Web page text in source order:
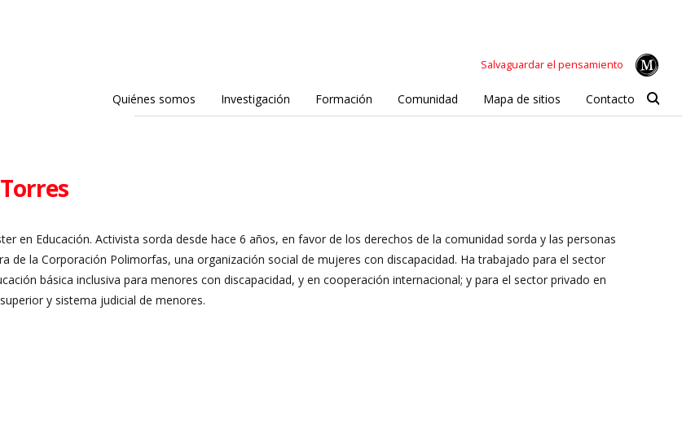
Salvaguardar el pensamiento
Quiénes somos Investigación Formación Comunidad Mapa de sitios Contacto
en Educación. Activista sorda desde hace 6 años, en favor de los derechos de la comunidad sorda y las personas
de la Corporación Polimorfas, una organización social de mujeres con discapacidad. Ha trabajado para el sector
básica inclusiva para menores con discapacidad, y en cooperación internacional; y para el sector privado en
y sistema judicial de menores.